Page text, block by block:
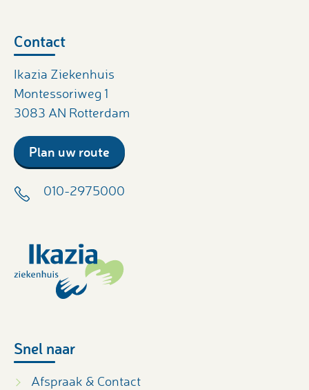
Contact
Ikazia Ziekenhuis
Montessoriweg 1
3083 AN Rotterdam
Plan uw route
010-2975000
Snel naar
Afspraak & Contact